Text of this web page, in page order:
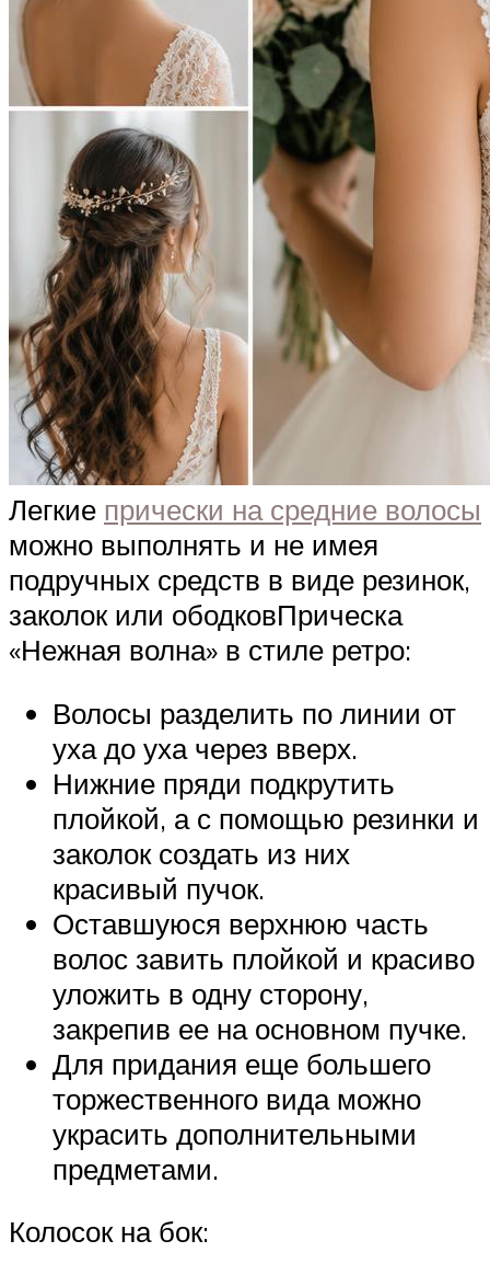
Легкие прически на средние волосы
можно выполнять и не имея
подручных средств в виде резинок,
заколок или ободковПрическа
«Нежная волна» в стиле ретро:
Волосы разделить по линии от
уха до уха через вверх.
Нижние пряди подкрутить
плойкой, а с помощью резинки и
заколок создать из них
красивый пучок.
Оставшуюся верхнюю часть
волос завить плойкой и красиво
уложить в одну сторону,
закрепив ее на основном пучке.
Для придания еще большего
торжественного вида можно
украсить дополнительными
предметами.
Колосок на бок: